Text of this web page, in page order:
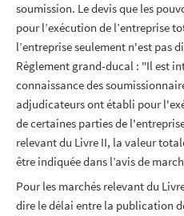
soumission. Le devis que les
pour l’exécution de l’entreprise
l’entreprise seulement n'est pas
Règlement grand-ducal : "Il est
connaissance des
adjudicateurs ont établi pour
de certaines parties de
relevant du Livre II, la valeur
être indiquée dans l’avis de
Pour les marchés relevant du
dire le délai entre la publication